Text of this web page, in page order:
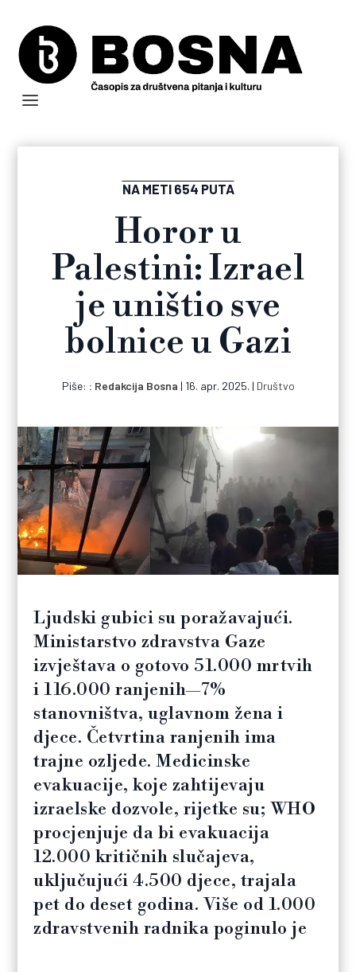
NA METI 654 PUTA
Horor u
Palestini: Izrael
je uništio sve
bolnice u Gazi
Piše: Redakcija Bosna | 16. apr. 2025. | Društvo
Ljudski gubici su poražavajući.
Ministarstvo zdravstva Gaze
izvještava o gotovo 51.000 mrtvih
i 116.000 ranjenih—7%
stanovništva, uglavnom žena i
djece. Četvrtina ranjenih ima
trajne ozljede. Medicinske
evakuacije, koje zahtijevaju
izraelske dozvole, rijetke su; WHO
procjenjuje da bi evakuacija
12.000 kritičnih slučajeva,
uključujući 4.500 djece, trajala
pet do deset godina. Više od 1.000
zdravstvenih radnika poginulo je